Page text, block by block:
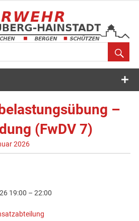
Feuerwehr
Breuberg-
Hainstadt
–
(FwDV 7)
2026
19:00 –22:00